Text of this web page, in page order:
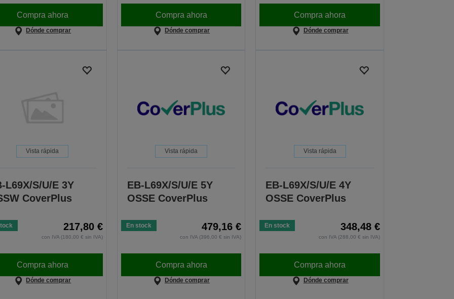
Compra ahora
Dónde comprar
Compra ahora
Dónde comprar
Compra ahora
Dónde comprar
Vista rápida
L69X/S/U/E 3Y
CoverPlus
217,80 €
con IVA (180,00 € sin IVA)
Compra ahora
Dónde comprar
Vista rápida
EB-L69X/S/U/E 5Y
OSSE CoverPlus
En stock 479,16 €
con IVA (396,00 € sin IVA)
Compra ahora
Dónde comprar
Vista rápida
EB-L69X/S/U/E 4Y
OSSE CoverPlus
En stock 348,48 €
con IVA (288,00 € sin IVA)
Compra ahora
Dónde comprar